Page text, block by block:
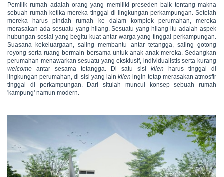
Pemilik rumah adalah orang yang memiliki preseden baik tentang makna
sebuah rumah ketika mereka tinggal di lingkungan perkampungan. Setelah
mereka harus pindah rumah ke dalam komplek perumahan, mereka
merasakan ada sesuatu yang hilang. Sesuatu yang hilang itu adalah aspek
hubungan sosial yang begitu kuat antar warga yang tinggal perkampungan.
Suasana kekeluargaan, saling membantu antar tetangga, saling gotong
royong serta ruang bermain bersama untuk anak-anak mereka. Sedangkan
perumahan menawarkan sesuatu yang eksklusif, individualistis serta kurang
welcome antar sesama tetangga. Di satu sisi klien harus tinggal di
lingkungan perumahan, di sisi yang lainklien ingin tetap merasakan atmosfir
tinggal di perkampungan. Dari situlah muncul konsep sebuah rumah
'kampung' namun modern.